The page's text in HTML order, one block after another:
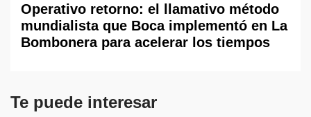
Operativo retorno: el llamativo método
mundialista que Boca implementó en La
Bombonera para acelerar los tiempos
Te puede interesar